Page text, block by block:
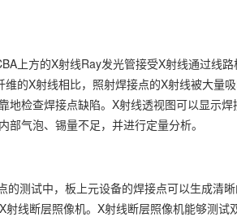
上方的X射线Ray发光管接受X射线通过线
的X射线相比，照射焊接点的X射线被大量
检查焊接点缺陷。X射线透视图可以显示焊
气泡、锡量不足，并进行定量分析。
测试中，板上元设备的焊接点可以生成清
线断层照像机。X射线断层照像机能够测试